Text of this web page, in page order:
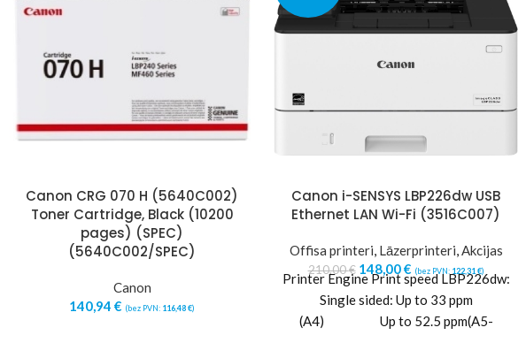
Canon CRG 070 H (5640C002)
Toner Cartridge, Black (10200
pages) (SPEC)
(5640C002/SPEC)
Canon
140,94 € (bez PVN: 116,48€)
Canon i-SENSYS LBP226dw USB
Ethernet LAN Wi-Fi (3516C007)
Offisa printeri, Lāzerprinteri,Akcijas
210,00€ 148,00€ (bez PVN: 122,31 €)
Printer Engine Print speed LBP226dw:
Single sided: Up to 33 ppm
(A4) Up to 52.5 ppm(A5-